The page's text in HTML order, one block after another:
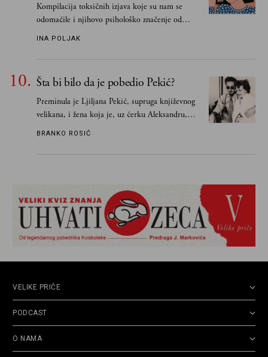
Kompilacija toksičnih izjava koje su nam se
odomaćile i njihovo psihološko značenje od
INA POLJAK
Šta bi bilo da je pobedio Pekić?
Preminula je Ljiljana Pekić, supruga književnog
velikana, i žena koja je, uz ćerku Aleksandru,
vodila računa o zaostavštini pisca. Ovu priču o
BRANKO ROSIĆ
VELIKE PRIČE
PODCAST
O NAMA